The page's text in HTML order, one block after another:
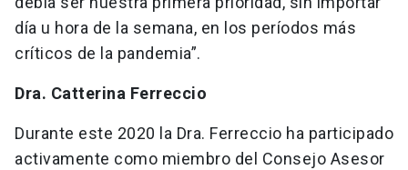
día u hora de la semana, en los períodos más
críticos de la pandemia”.
Dra. Catterina Ferreccio
Durante este 2020 la Dra. Ferreccio ha participado
activamente como miembro del Consejo Asesor